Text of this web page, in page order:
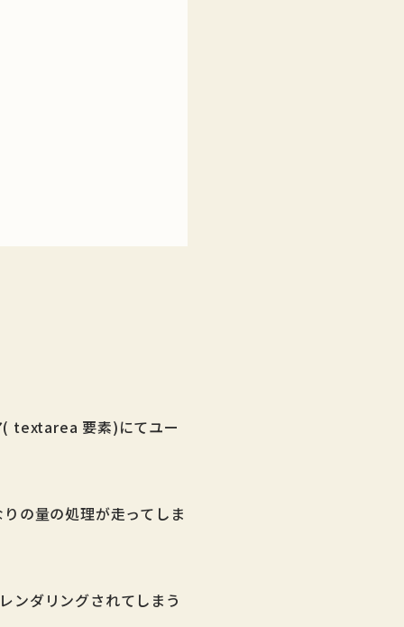
textarea 要素)にてユー
の量の処理が走ってしま
ンダリングされてしまう